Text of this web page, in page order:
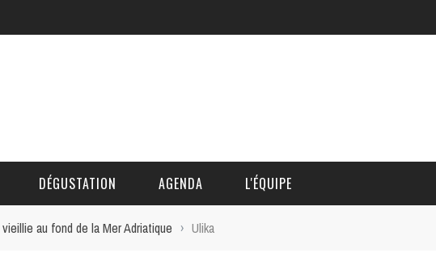
DÉGUSTATION AGENDA L'ÉQUIPE
au fond de la Mer Adriatique › Ulika